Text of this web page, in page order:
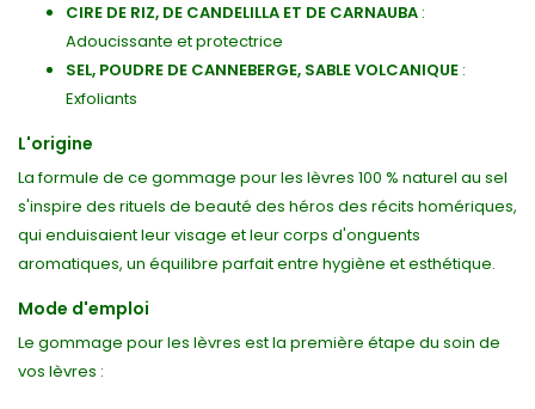
CIRE DE RIZ, DE CANDELILLA ET DE CARNAUBA :
Adoucissante et protectrice
SEL, POUDRE DE CANNEBERGE, SABLE VOLCANIQUE :
Exfoliants
L'origine
La formule de ce gommage pour les lèvres 100 % naturel au sel
s'inspire des rituels de beauté des héros des récits homériques,
qui enduisaient leur visage et leur corps d'onguents
aromatiques, un équilibre parfait entre hygiène et esthétique.
Mode d'emploi
Le gommage pour les lèvres est la première étape du soin de
vos lèvres :